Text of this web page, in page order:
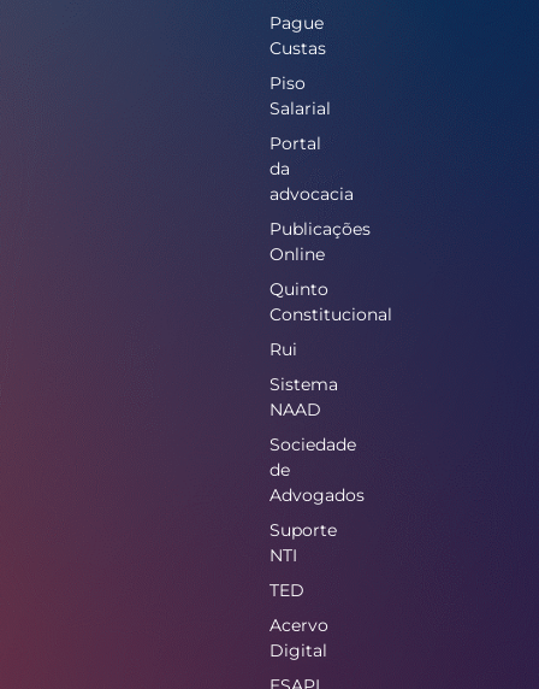
Pague
Custas
Piso
Salarial
Portal
da
advocacia
Publicações
Online
Quinto
Constitucional
Rui
Sistema
NAAD
Sociedade
de
Advogados
Suporte
NTI
TED
Acervo
Digital